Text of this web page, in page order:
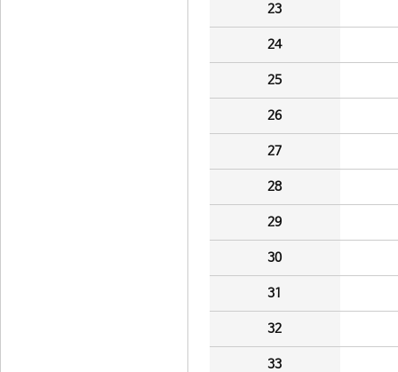
23
24
25
26
27
28
29
30
31
32
33